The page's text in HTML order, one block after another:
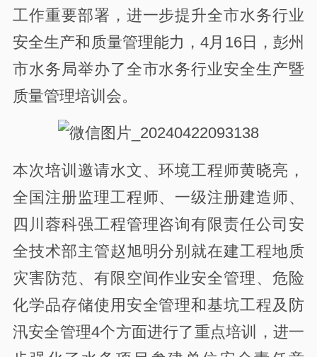
工作重要部署，进一步提升全市水务行业
安全生产和质量管理能力，4月16日，彭州
市水务局举办了全市水务行业安全生产暨
质量管理培训会。
本次培训邀请水文、环境工程师黄晓亮，
全国注册监理工程师、一级注册建造师、
四川蓉科强工程管理咨询有限责任公司安
全技术部主管赵旭明分别就在建工程地质
灾害防范、有限空间作业安全管理、危险
化学品存储使用安全管理和基坑工程及防
汛安全管理4个方面进行了重点培训，进一